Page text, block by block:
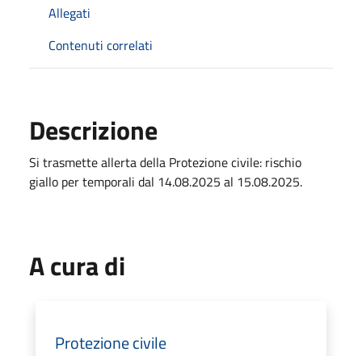
Allegati
Contenuti correlati
Descrizione
Si trasmette allerta della Protezione civile: rischio
giallo per temporali dal 14.08.2025 al 15.08.2025.
A cura di
Protezione civile